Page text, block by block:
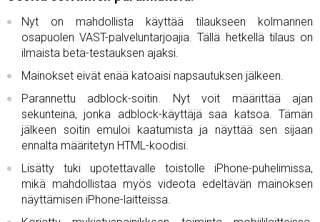
Nyt on mahdollista käyttää tilaukseen kolmannen
osapuolen VAST-palveluntarjoajia. Tällä hetkellä tilaus on
ilmaista beta-testauksen ajaksi.
Mainokset eivät enää katoaisi napsautuksen jälkeen.
Parannettu adblock-soitin. Nyt voit määrittää ajan
sekunteina, jonka adblock-käyttäjä saa katsoa. Tämän
jälkeen soitin emuloi kaatumista ja näyttää sen sijaan
ennalta määritetyn HTML-koodisi.
Lisätty tuki upotettavalle toistolle iPhone-puhelimissa,
mikä mahdollistaa myös videota edeltävän mainoksen
näyttämisen iPhone-laitteissa.